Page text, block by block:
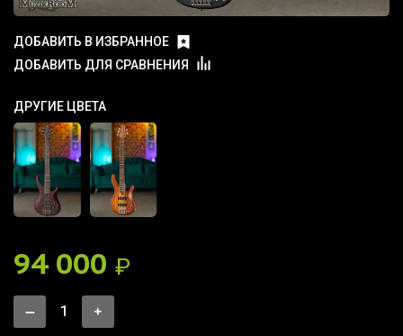
ДОБАВИТЬ В ИЗБРАННОЕ
ДОБАВИТЬ ДЛЯ СРАВНЕНИЯ
ДРУГИЕ ЦВЕТА
94 000 ₽